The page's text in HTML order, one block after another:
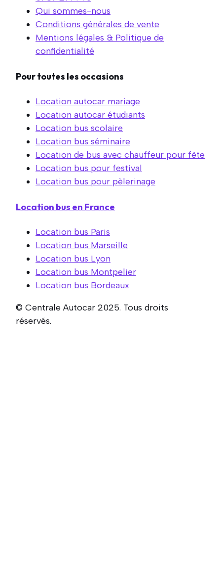
Qui sommes-nous
Conditions générales de vente
Mentions légales & Politique de
confidentialité
Pour toutes les occasions
Location autocar mariage
Location autocar étudiants
Location bus scolaire
Location bus séminaire
Location de bus avec chauffeur pour fête
Location bus pour festival
Location bus pour pèlerinage
Location bus en France
Location bus Paris
Location bus Marseille
Location bus Lyon
Location bus Montpelier
Location bus Bordeaux
© Centrale Autocar 2025. Tous droits
réservés.